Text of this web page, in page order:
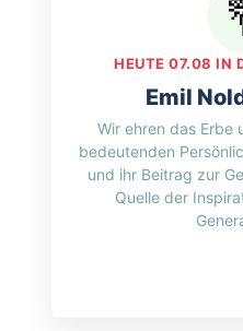
n
w
i
r
r
n
f
u
n
&
O
n
l
M
y
h
o
s
HEUTE 07.08 IN
Emil
Wir ehren das Erbe
bedeutenden
und ihr Beitrag zur
Quelle der